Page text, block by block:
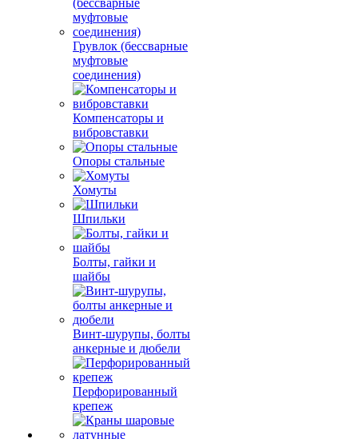
Грувлок (бессварные
муфтовые
соединения)
Компенсаторы и
вибровставки
Опоры стальные
Хомуты
Шпильки
Болты, гайки и
шайбы
Винт-шурупы, болты
анкерные и дюбели
Перфорированный
крепеж